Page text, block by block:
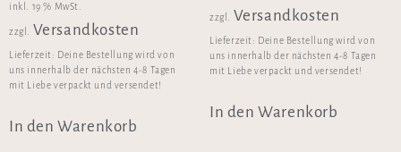
inkl. 19 % MwSt.
zzgl. Versandkosten
Lieferzeit: Deine Bestellung wird von
uns innerhalb der nächsten 4-8 Tagen
mit Liebe verpackt und versendet!
In den Warenkorb
zzgl. Versandkosten
Lieferzeit: Deine Bestellung wird von
uns innerhalb der nächsten 4-8 Tagen
mit Liebe verpackt und versendet!
In den Warenkorb